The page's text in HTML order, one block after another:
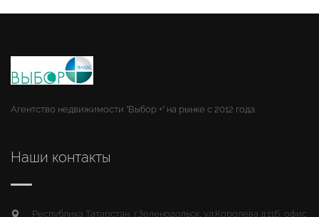
Агентство недвижимости "Выбор +" на рынке с 2012 года.
Наши контакты
Республика Татарстан, г.Зеленодольск, ул.Королева д.11Б, офис